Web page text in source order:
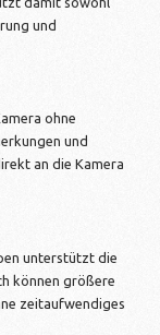
und
ohne
und
an die Kamera
unterstützt die
können größere
zeitaufwendiges